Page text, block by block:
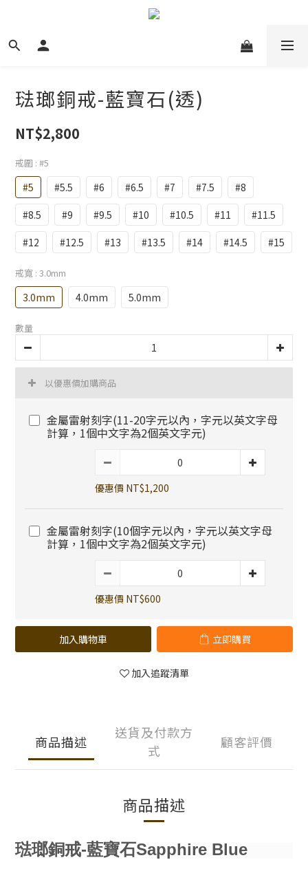
琺瑯銅戒-藍寶石(透)
NT$2,800
戒圍 : #5
#5 #5.5 #6 #6.5 #7 #7.5
#8
#8.5
#9 #9.5 #10 #10.5 #11
#11.5
#12
#12.5 #13 #13.5 #14 #14.5 #15
戒寬 : 3.0mm
3.0mm 4.0mm 5.0mm
數量
以優惠價加購商品
金屬雷射刻字(11-20字元以內，字元以英文字母
計算，1個中文字為2個英文字元)
優惠價 NT$1,200
金屬雷射刻字(10個字元以內，字元以英文字母
計算，1個中文字為2個英文字元)
優惠價 NT$600
加入購物車 立即購買
加入追蹤清單
商品描述
送貨及付款方
式
顧客評價
商品描述
琺瑯銅戒-藍寶石Sapphire Blue